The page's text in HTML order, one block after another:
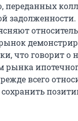
что говорит о
всего